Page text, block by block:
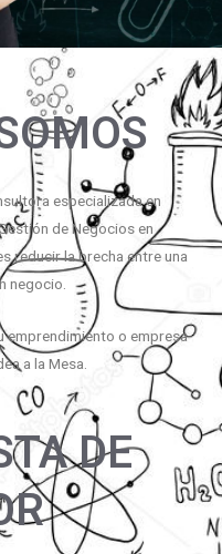
especializada en
de Negocios en
reducir la brecha entre una
negocio.
emprendimiento o empresa
a la Mesa.
DE